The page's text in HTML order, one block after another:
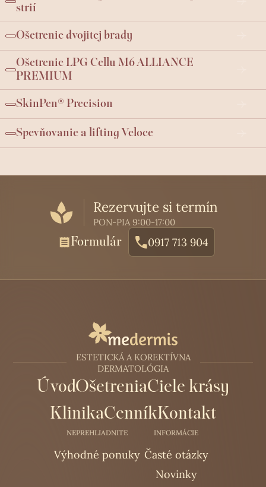
strií
Ošetrenie dvojitej brady
Ošetrenie LPG Cellu M6 ALLIANCE
PREMIUM
SkinPen® Precision
Spevňovanie a lifting Veloce
Rezervujte si termín
PON-PIA 9:00-17:00
Formulár 0917 713 904
ESTETICKÁ A KOREKTÍVNA
DERMATOLÓGIA
ÚvodOšetreniaCiele krásy
KlinikaCenníkKontakt
NEPREHLIADNITE
Výhodné ponuky
INFORMÁCIE
Časté otázky
Novinky